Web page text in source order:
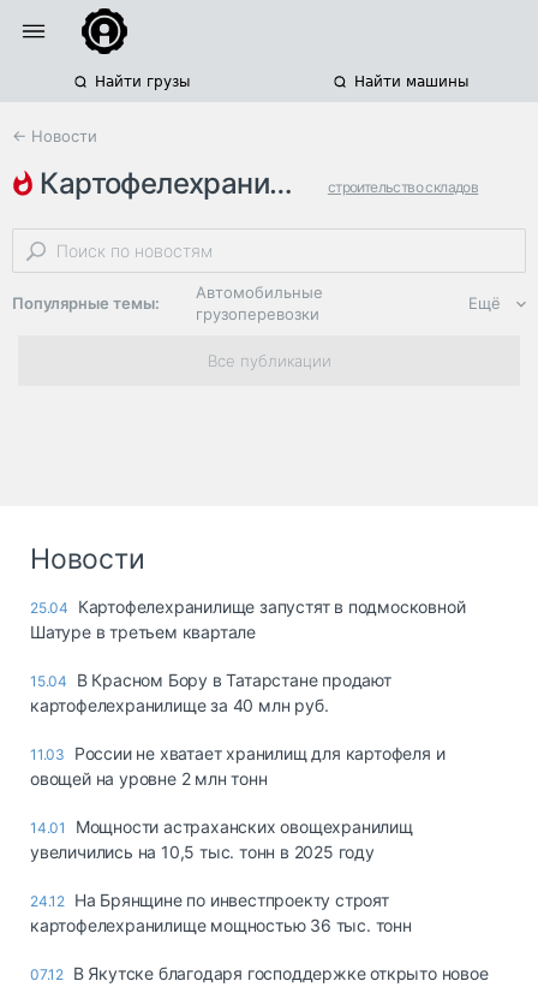
Найти грузы Найти машины
← Новости
картофелехранилища строительство складов
овощехранилища агропромышленный комплекс
Популярные темы:
Автомобильные
грузоперевозки
Региональная
логистика
опасные грузы
страхование
Склады и
грузовые
Коммерческий
транспорт
Спецтехника
запчасти, шины
Ещё
Все публикации
Новости
25.04
Картофелехранилище запустят в подмосковной
Шатуре в третьем квартале
15.04
В Красном Бору в Татарстане продают
картофелехранилище за 40 млн руб.
11.03
России не хватает хранилищ для картофеля и
овощей на уровне 2 млн тонн
14.01
Мощности астраханских овощехранилищ
увеличились на 10,5 тыс. тонн в 2025 году
24.12 На Брянщине по инвестпроекту строят
картофелехранилище мощностью 36 тыс. тонн
07.12 В Якутске благодаря господдержке открыто новое